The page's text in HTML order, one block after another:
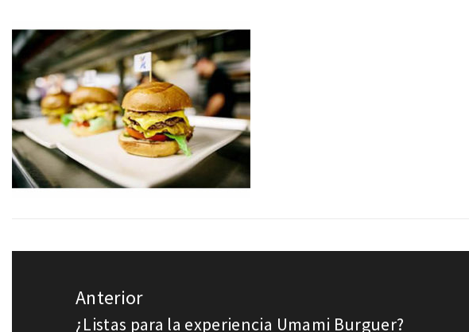
Navegación
entradas
Anterior
Entrada
¿Listas para la experiencia Umami Burguer?